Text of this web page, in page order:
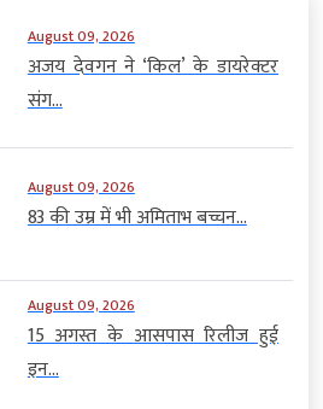
August 09, 2026
अजय देवगन ने ‘किल’ के डायरेक्टर
संग...
August 09, 2026
83 की उम्र में भी अमिताभ बच्चन...
August 09, 2026
15 अगस्त के आसपास रिलीज हुई
इन...